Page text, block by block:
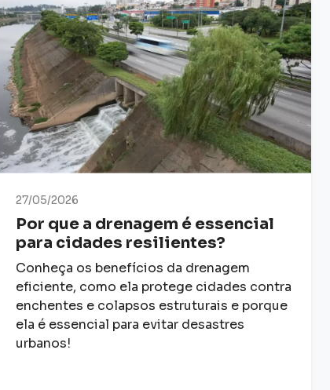
27/05/2026
Por que a drenagem é essencial
para cidades resilientes?
Conheça os benefícios da drenagem
eficiente, como ela protege cidades contra
enchentes e colapsos estruturais e porque
ela é essencial para evitar desastres
urbanos!